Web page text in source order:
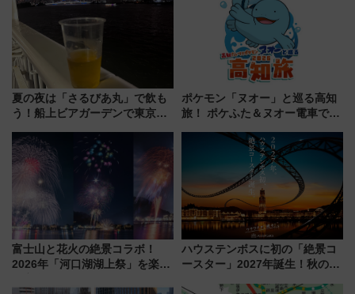
夏の夜は「さるびあ丸」で飲も
う！船上ビアガーデンで東京湾
杯……工場直送生ビールや島グ
ルメが美味い
ポケモン「ヌオー」と巡る高知
旅！ ポケふた＆ヌオー電車で楽
路の絶景と絶品グルメを満喫！
（7月18日スタート）
富士山と花火の絶景コラボ！
2026年「河口湖湖上祭」を楽し
ハウステンボスに初の「絶景コ
ースター」2027年誕生！秋の